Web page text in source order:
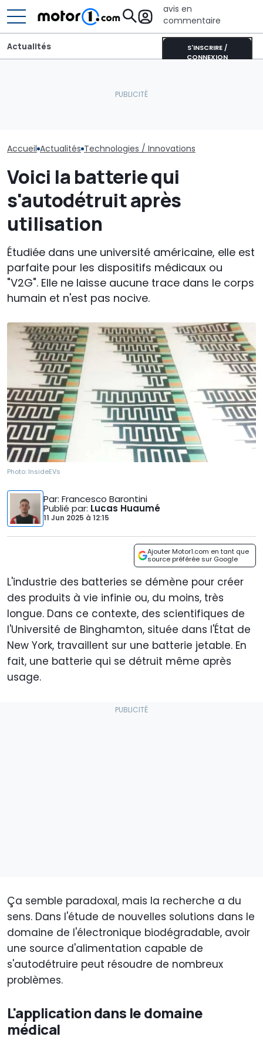
avis en
commentaire
S'INSCRIRE /
CONNEXION
Actualités
Accueil Actualités Technologies / Innovations
Voici la batterie qui
s'autodétruit après
utilisation
Étudiée dans une université américaine, elle est
parfaite pour les dispositifs médicaux ou
"V2G". Elle ne laisse aucune trace dans le corps
humain et n'est pas nocive.
Photo: InsideEVs
Par: Francesco Barontini
Publié par: Lucas Huaumé
11 Jun 2025 à 12:15
Ajouter Motor1.com en tant que
source préférée sur Google
L'industrie des batteries se démène pour créer
des produits à vie infinie ou, du moins, très
longue. Dans ce contexte, des scientifiques de
l'Université de Binghamton, située dans l'État de
New York, travaillent sur une batterie jetable. En
fait, une batterie qui se détruit même après
usage.
Ça semble paradoxal, mais la recherche a du
sens. Dans l'étude de nouvelles solutions dans le
domaine de l'électronique biodégradable, avoir
une source d'alimentation capable de
s'autodétruire peut résoudre de nombreux
problèmes.
L'application dans le domaine
médical